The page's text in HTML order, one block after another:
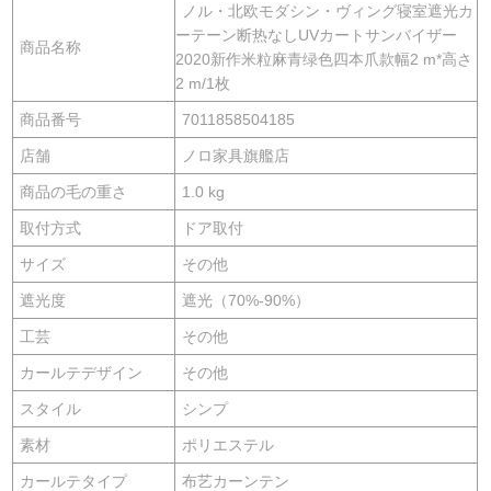
商品名称
ノル・北欧モダシン・ヴィング寝室遮光カ
ーテーン断热なしUVカートサンバイザー
2020新作米粒麻青绿色四本爪款幅2 m*高さ
2 m/1枚
商品番号 7011858504185
店舗 ノロ家具旗艦店
商品の毛の重さ 1.0 kg
取付方式 ドア取付
サイズ その他
遮光度 遮光（70%-90%）
工芸 その他
カールテデザイン その他
スタイル シンプ
素材 ポリエステル
カールテタイプ 布艺カーンテン